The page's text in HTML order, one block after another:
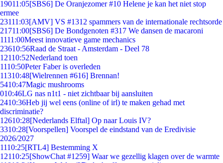
19011:05[SBS6] De Oranjezomer #10 Helene je kan het niet stop
ermee
23111:03[AMV] VS #1312 spammers van de internationale rechtsorde
21711:00[SBS6] De Bondgenoten #317 We dansen de macaroni
1111:00Meest innovatieve game mechanics
23610:56Raad de Straat - Amsterdam - Deel 78
12110:52Nederland toen
1110:50Peter Faber is overleden
11310:48[Wielrennen #616] Brennan!
5410:47Magic mushrooms
010:46LG nas n1t1 - niet zichtbaar bij aansluiten
2410:36Heb jij wel eens (online of irl) te maken gehad met
discriminatie?
12610:28[Nederlands Elftal] Op naar Louis IV?
3310:28[Voorspellen] Voorspel de eindstand van de Eredivisie
2026/2027
1110:25[RTL4] Bestemming X
12110:25[ShowChat #1259] Waar we gezellig klagen over de warmte